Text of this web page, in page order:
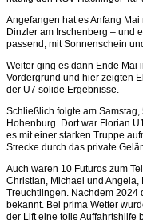
Angefangen hat es Anfang
Dinzler am Irschenberg – und
passend, mit Sonnenschein
Weiter ging es dann Ende Mai
Vordergrund und hier zeigten
der U7 solide Ergebnisse.
Schließlich folgte am
Hohenburg. Dort war Florian
es mit einer starken Truppe
Strecke durch das private
Auch waren 10 Futuros zum
Christian, Michael und
Treuchtlingen. Nachdem 2024
bekannt. Bei prima Wetter
der Lift eine tolle Auffahrtshilfe